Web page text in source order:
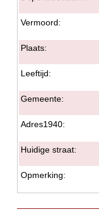
Vermoord:
Plaats:
Leeftijd:
Gemeente:
Adres1940:
Huidige straat:
Opmerking: